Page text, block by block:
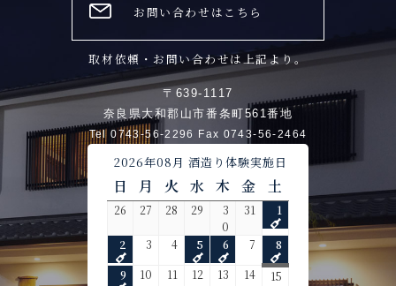
お問い合わせはこちら
取材依頼・お問い合わせは上記より。
〒639-1117
奈良県大和郡山市番条町561番地
Tel 0743-56-2296 Fax 0743-56-2464